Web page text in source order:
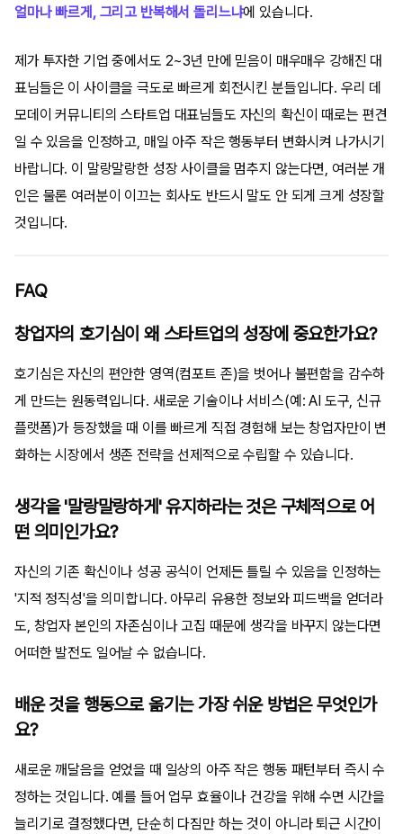
얼마나 빠르게, 그리고 반복해서 돌리느냐에 있습니다.
제가 투자한 기업 중에서도 2~3년 만에 믿음이 매우매우 강해진 대
표님들은 이 사이클을 극도로 빠르게 회전시킨 분들입니다. 우리 데
모데이 커뮤니티의 스타트업 대표님들도 자신의 확신이 때로는 편견
일 수 있음을 인정하고, 매일 아주 작은 행동부터 변화시켜 나가시기
바랍니다. 이 말랑말랑한 성장 사이클을 멈추지 않는다면, 여러분 개
인은 물론 여러분이 이끄는 회사도 반드시 말도 안 되게 크게 성장할
것입니다.
FAQ
창업자의 호기심이 왜 스타트업의 성장에 중요한가요?
호기심은 자신의 편안한 영역(컴포트 존)을 벗어나 불편함을 감수하
게 만드는 원동력입니다. 새로운 기술이나 서비스(예: AI 도구, 신규
플랫폼)가 등장했을 때 이를 빠르게 직접 경험해 보는 창업자만이 변
화하는 시장에서 생존 전략을 선제적으로 수립할 수 있습니다.
생각을 '말랑말랑하게' 유지하라는 것은 구체적으로 어
떤 의미인가요?
자신의 기존 확신이나 성공 공식이 언제든 틀릴 수 있음을 인정하는
'지적 정직성'을 의미합니다. 아무리 유용한 정보와 피드백을 얻더라
도, 창업자 본인의 자존심이나 고집 때문에 생각을 바꾸지 않는다면
어떠한 발전도 일어날 수 없습니다.
배운 것을 행동으로 옮기는 가장 쉬운 방법은 무엇인가
요?
새로운 깨달음을 얻었을 때 일상의 아주 작은 행동 패턴부터 즉시 수
정하는 것입니다. 예를 들어 업무 효율이나 건강을 위해 수면 시간을
늘리기로 결정했다면, 단순히 다짐만 하는 것이 아니라 퇴근 시간이